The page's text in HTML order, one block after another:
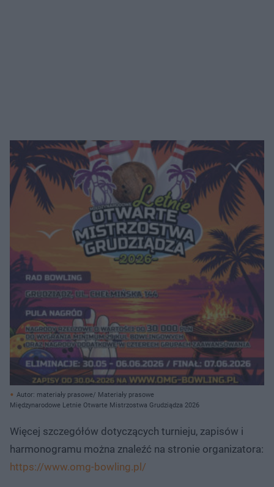
Autor: materiały prasowe/ Materiały prasowe
Międzynarodowe Letnie Otwarte Mistrzostwa Grudziądza 2026
Więcej szczegółów dotyczących turnieju, zapisów i
harmonogramu można znaleźć na stronie organizatora:
https://www.omg-bowling.pl/